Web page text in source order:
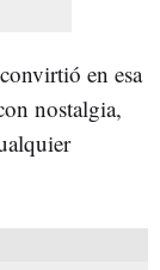
en esa
nostalgia,